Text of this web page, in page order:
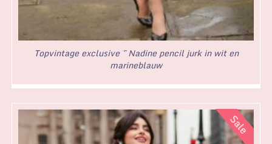
Topvintage exclusive ~ Nadine pencil jurk in wit en
marineblauw